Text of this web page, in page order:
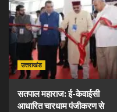
उत्तराखंड
सतपाल महाराज: ई-केवाईसी
आधारित चारधाम पंजीकरण से